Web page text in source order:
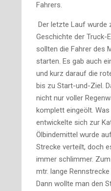
Fahrers.
Der letzte Lauf wurde
Geschichte der Truck-
sollten die Fahrer des
starten. Es gab auch
und kurz darauf die
bis zu Start-und-Ziel.
nicht nur voller
komplett eingeölt.
entwickelte sich zur
Ölbindemittel wurde
Strecke verteilt, doch
immer schlimmer.
mtr. lange
Dann wollte man den